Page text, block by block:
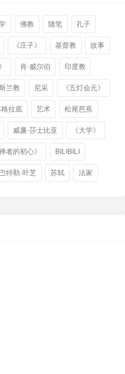
佛教 随笔 孔子
《庄子》 基督教 故事
肯·威尔伯 印度教
兰教 尼采 《五灯会元》
拉底 艺术 松尾芭蕉
威廉·莎士比亚 《大学》
禅者的初心》 BILIBILI
巴特勒·叶芝 苏轼 法家